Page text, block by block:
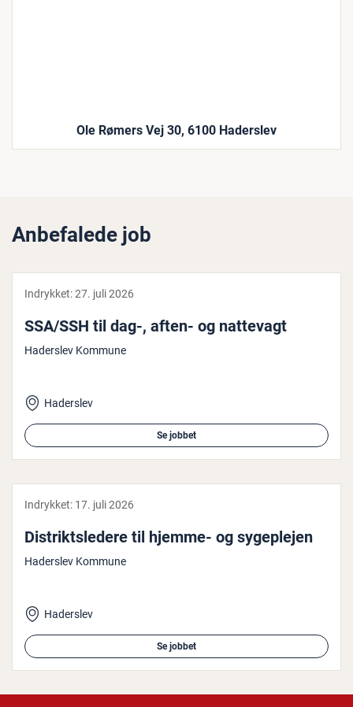
Ole Rømers Vej 30, 6100 Haderslev
Anbefalede job
Indrykket:27. juli 2026
SSA/SSH til dag-, aften- og nattevagt
Haderslev Kommune
Haderslev
Se jobbet
Indrykket: 17. juli 2026
Di­strikt­s­le­de­re til hjemme- og sy­geplej­en
Haderslev Kommune
Haderslev
Se jobbet